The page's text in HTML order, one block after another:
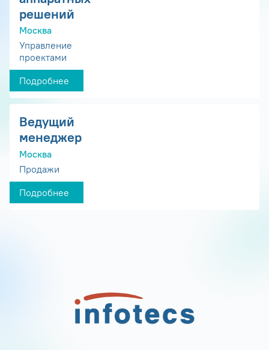
решений
Москва
Управление
проектами
Подробнее
Ведущий
менеджер
Москва
Продажи
Подробнее